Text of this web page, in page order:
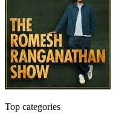
Top categories